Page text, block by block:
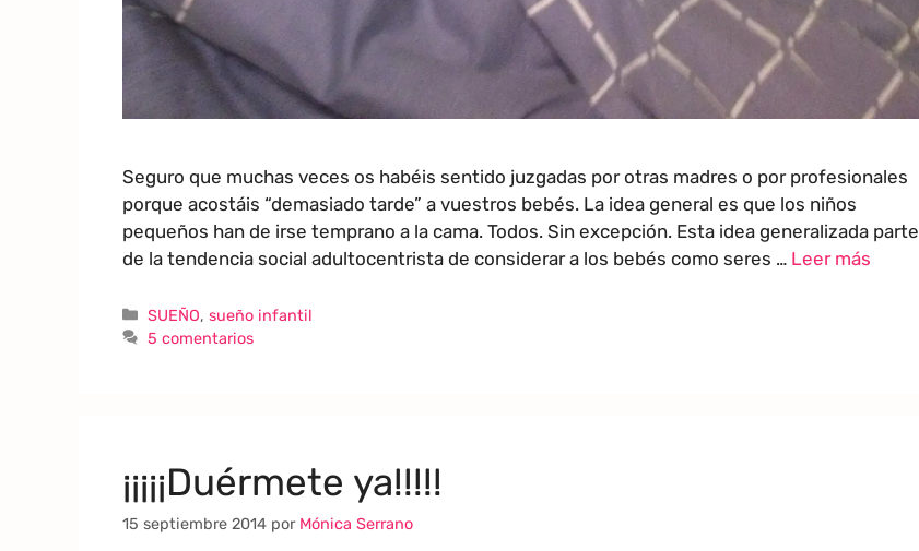
Seguro que muchas veces os habéis sentido juzgadas por otras madres o por profesionales
porque acostáis “demasiado tarde” a vuestros bebés. La idea general es que los niños
pequeños han de irse temprano a la cama. Todos. Sin excepción. Esta idea generalizada parte
de la tendencia social adultocentrista de considerar a los bebés como seres … Leer más
SUEÑO,sueño infantil
5 comentarios
¡¡¡¡¡Duérmete ya!!!!!
15 septiembre 2014 por Mónica Serrano